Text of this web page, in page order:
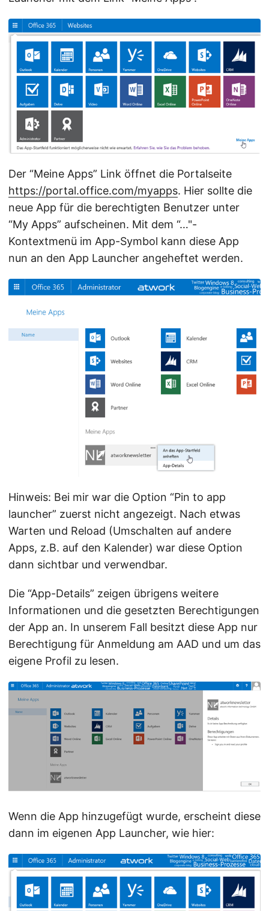
Der “Meine Apps” Link öffnet die Portalseite
https://portal.office.com/myapps. Hier sollte die
neue App für die berechtigten Benutzer unter
“My Apps” aufscheinen. Mit dem “…"-
Kontextmenü im App-Symbol kann diese App
nun an den App Launcher angeheftet werden.
Hinweis: Bei mir war die Option “Pin to app
launcher” zuerst nicht angezeigt. Nach etwas
Warten und Reload (Umschalten auf andere
Apps, z.B. auf den Kalender) war diese Option
dann sichtbar und verwendbar.
Die “App-Details” zeigen übrigens weitere
Informationen und die gesetzten Berechtigungen
der App an. In unserem Fall besitzt diese App nur
Berechtigung für Anmeldung am AAD und um das
eigene Profil zu lesen.
Wenn die App hinzugefügt wurde, erscheint diese
dann im eigenen App Launcher, wie hier: